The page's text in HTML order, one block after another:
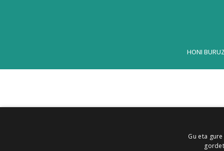
HONI BURUZ
Gu eta